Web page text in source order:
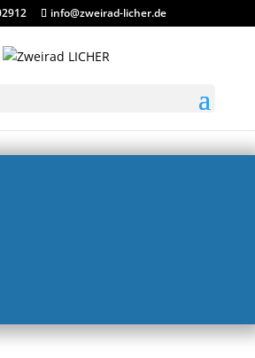
info@zweirad-licher.de